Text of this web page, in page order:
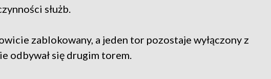
służb.
zablokowany, a jeden tor pozostaje wyłączony z
odbywał się drugim torem.